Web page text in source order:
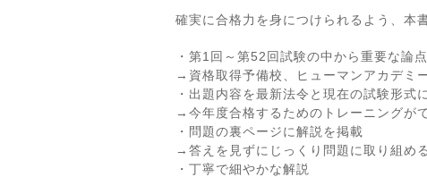
確実に合格力を身につけられるよう、本
・第1回～第52回試験の中から重要な論
→資格取得予備校、ヒューマンアカデミ
・出題内容を最新法令と現在の試験形式
→今年度合格するためのトレーニングが
・問題の裏ページに解説を掲載
→答えを見ずにじっくり問題に取り組める
・丁寧で細やかな解説